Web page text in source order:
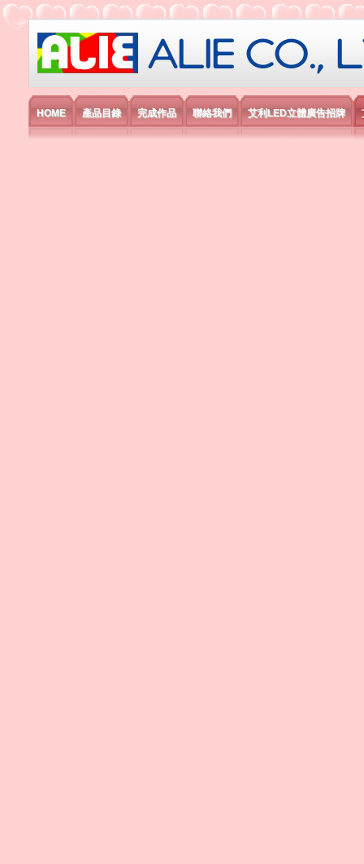
艾利國際電子有限公司
HOME 產品目錄 完成作品 聯絡我們 艾利LED立體廣告招牌